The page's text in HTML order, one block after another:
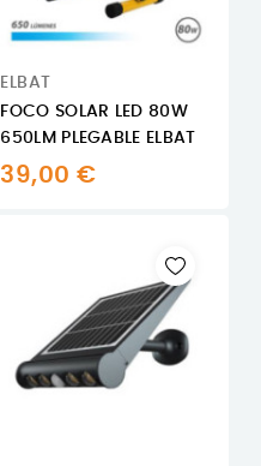
ELBAT
FOCO SOLAR LED 80W
650LM PLEGABLE ELBAT
39,00 €